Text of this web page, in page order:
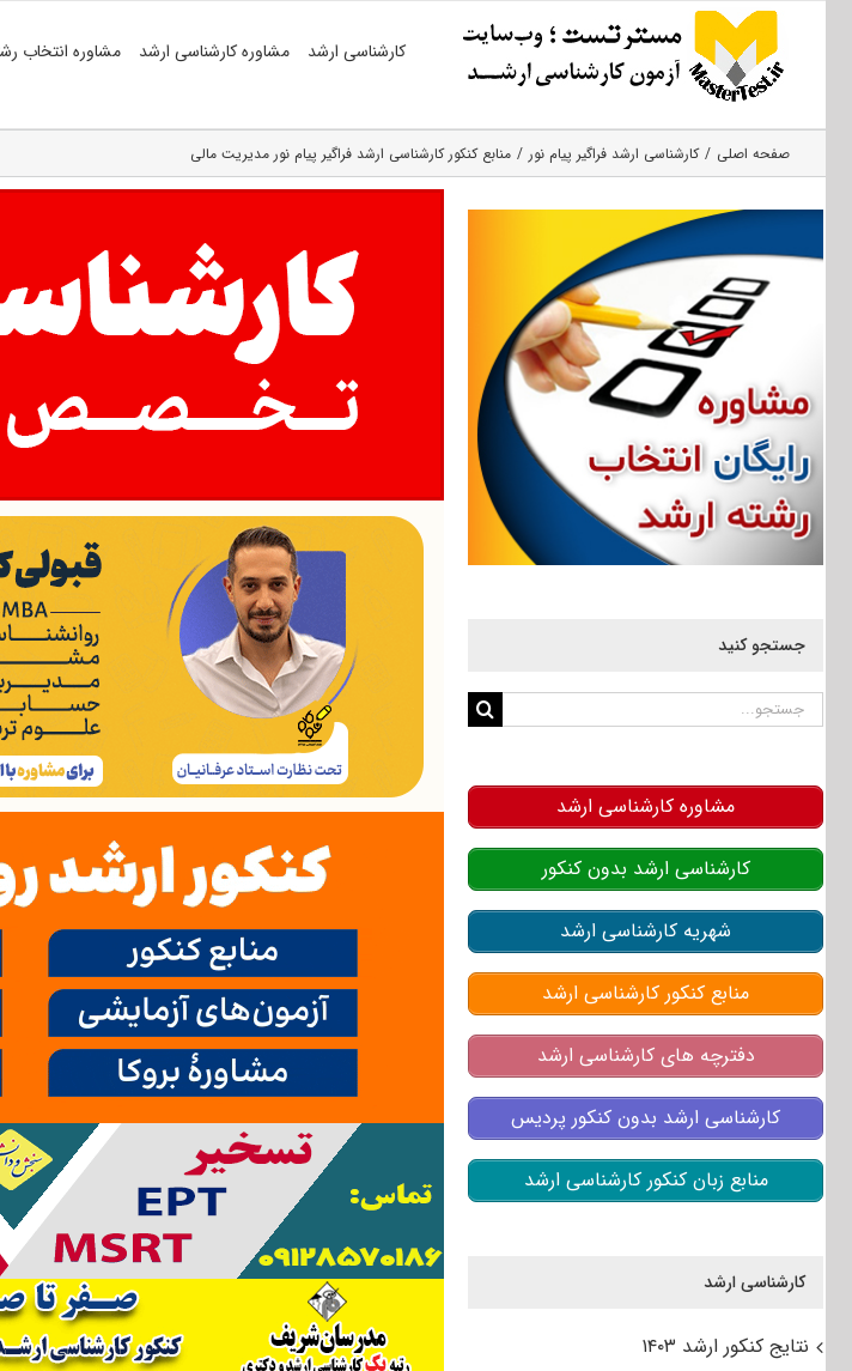
کارشناسی ارشد مشاوره کارشناسی ارشد مشاوره انتخاب
صفحه اصلی کارشناسی ارشد فراگیر پیام نور منابع کنکور کارشناسی ارشد فراگیر پیام نور مدیریت مالی
جستجو کنید
جستجو
مشاوره کارشناسی ارشد
کارشناسی ارشد بدون کنکور
شهریه کارشناسی ارشد
منابع کنکور کارشناسی ارشد
دفترچه های کارشناسی ارشد
کارشناسی ارشد بدون کنکور پردیس
منابع زبان کنکور کارشناسی ارشد
کارشناسی ارشد
نتایج کنکور ارشد ۱۴۰۳